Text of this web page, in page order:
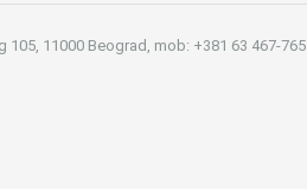
105, 11000 Beograd, mob: +381 63 467-765